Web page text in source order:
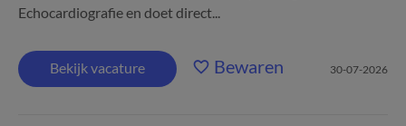
Echocardiografie en doet direct...
Bekijk vacature Bewaren 30-07-2026